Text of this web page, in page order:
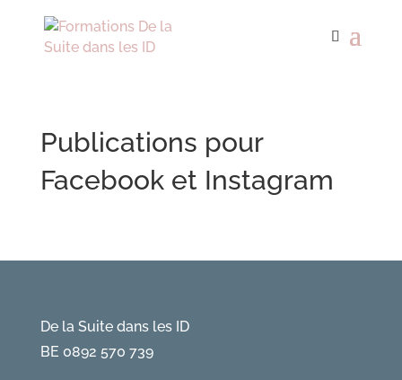
Publications pour
Facebook et Instagram
De la Suite dans les ID
BE 0892 570 739